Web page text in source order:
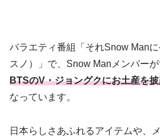
バラエティ番組「それSnow Man
スノ）」で、Snow Manメンバー
BTSのV・ジョングクにお土産を
なっています。
日本らしさあふれるアイテムや、